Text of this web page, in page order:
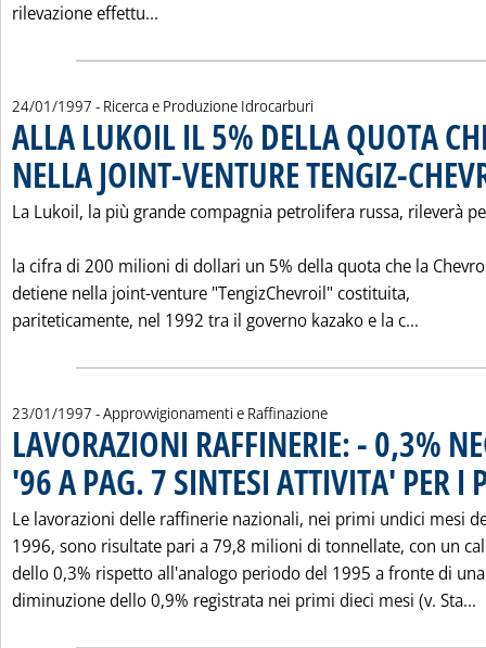
rilevazione effettu...
24/01/1997 - Ricerca e Produzione Idrocarburi
ALLA LUKOIL IL 5% DELLA QUOTA
NELLA JOINT-VENTURE TENGIZ-
La Lukoil, la più grande compagnia petrolifera russa, rileverà
la cifra di 200 milioni di dollari un 5% della quota che la
detiene nella joint-venture "TengizChevroil" costituita,
pariteticamente, nel 1992 tra il governo kazako e la c...
23/01/1997 - Approvvigionamenti e Raffinazione
LAVORAZIONI RAFFINERIE: - 0,3%
'96 A PAG. 7 SINTESI ATTIVITA' PER I
Le lavorazioni delle raffinerie nazionali, nei primi undici mesi
1996, sono risultate pari a 79,8 milioni di tonnellate, con un
dello 0,3% rispetto all'analogo periodo del 1995 a fronte di una
diminuzione dello 0,9% registrata nei primi dieci mesi (v. Sta...